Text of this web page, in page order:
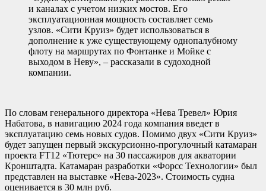
и каналах с учетом низких мостов. Его
эксплуатационная мощность составляет семь
узлов. «Сити Круиз» будет использоваться в
дополнение к уже существующему однопалубному
флоту на маршрутах по Фонтанке и Мойке с
выходом в Неву», – рассказали в судоходной
компании.
По словам генерального директора «Нева Тревел» Юрия
Набатова, в навигацию 2024 года компания введет в
эксплуатацию семь новых судов. Помимо двух «Сити Круиз»
будет запущен первый экскурсионно-прогулочный катамаран
проекта FT12 «Тютерс» на 30 пассажиров для акватории
Кронштадта. Катамаран разработки «Форсс Технологии» был
представлен на выставке «Нева-2023». Стоимость судна
оценивается в 30 млн руб.